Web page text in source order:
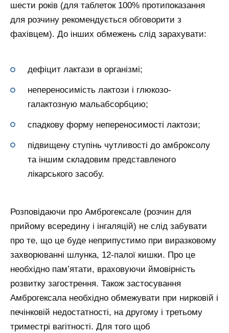
шести років (для таблеток 100% протипоказання
для розчину рекомендується обговорити з
фахівцем). До інших обмежень слід зарахувати:
дефіцит лактази в організмі;
непереносимість лактози і глюкозо-
галактозную мальабсорбцию;
спадкову форму непереносимості лактози;
підвищену ступінь чутливості до амброксолу
та іншим складовим представленого
лікарського засобу.
Розповідаючи про Амброгексале (розчин для
прийому всередину і інгаляцій) не слід забувати
про те, що це буде неприпустимо при виразковому
захворюванні шлунка, 12-палої кишки. Про це
необхідно пам’ятати, враховуючи ймовірність
розвитку загострення. Також застосування
Амброгексала необхідно обмежувати при нирковій і
печінковій недостатності, на другому і третьому
триместрі вагітності. Для того щоб